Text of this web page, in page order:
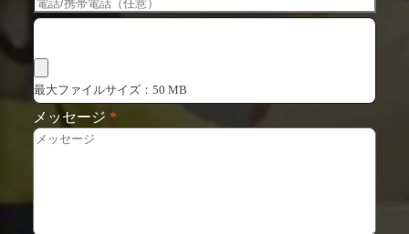
最大ファイルサイズ：50 MB
メッセージ *